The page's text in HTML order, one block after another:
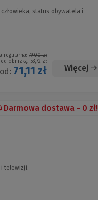
status obywatela i
regularna: 79,00 zł
obniżką: 53,72 zł
71,11 zł Więcej
Darmowa dostawa - 0 zł!
telewizji.